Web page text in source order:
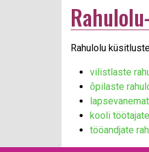
Rahulolu
vilistlaste
õpilaste
kooli
tööandjate